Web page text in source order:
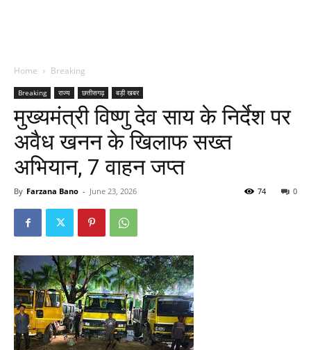
Home Breaking
Breaking राज्य छत्तीसगढ़ बड़ी खबर
मुख्यमंत्री विष्णु देव साय के निर्देश पर
अवैध खनन के खिलाफ सख्त
अभियान, 7 वाहन जप्त
By Farzana Bano - June 23, 2026 0
74